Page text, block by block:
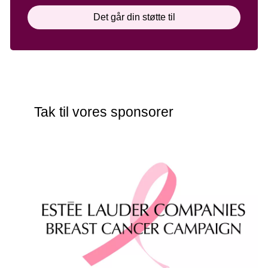
Det går din støtte til
Tak til vores sponsorer